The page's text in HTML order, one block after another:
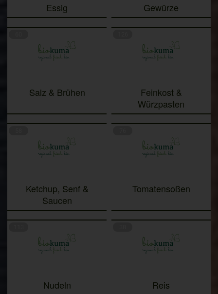
Essig Gewürze
Salz & Brühen
Feinkost &
Würzpasten
Ketchup, Senf &
Saucen
Tomatensoßen
Nudeln Reis